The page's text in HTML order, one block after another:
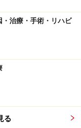
膜炎、肝障害、ラ
解症、脳血管障害
に服用。副作用
がありますので、
す。
治療・手術・リハビ
る